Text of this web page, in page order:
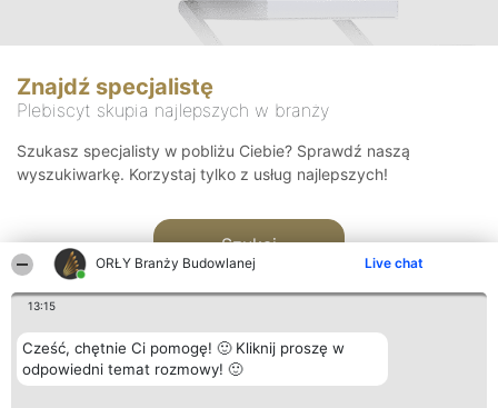
ORŁY Branży Budowlanej Live chat
13:15
Cześć, chętnie Ci pomogę! 🙂 Kliknij proszę w
odpowiedni temat rozmowy! 🙂
Znajdź specjalistę
Plebiscyt skupia najlepszych w branży
Szukasz specjalisty w pobliżu Ciebie? Sprawdź naszą
wyszukiwarkę. Korzystaj tylko z usług najlepszych!
Szukaj